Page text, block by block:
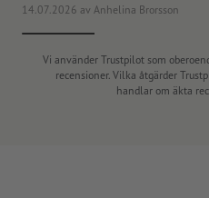
14.07.2026 av Anhelina Brorsson
Vi använder Trustpilot som
recensioner. Vilka åtgärder
handlar om äkta